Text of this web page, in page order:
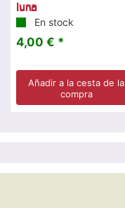
luna
En stock
4,00 € *
Añadir a la cesta de la
compra